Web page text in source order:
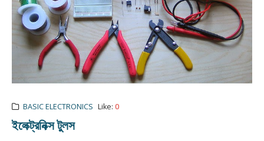
BASIC ELECTRONICS Like: 0
ইলেক্ট্রনিক্স টুলস